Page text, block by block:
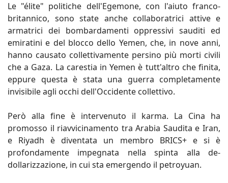
Le "élite" politiche dell'Egemone, con l'aiuto franco-
britannico, sono state anche collaboratrici attive e
armatrici dei bombardamenti oppressivi sauditi ed
emiratini e del blocco dello Yemen, che, in nove anni,
hanno causato collettivamente persino più morti civili
che a Gaza. La carestia in Yemen è tutt'altro che finita,
eppure questa è stata una guerra completamente
invisibile agli occhi dell'Occidente collettivo.
Però alla fine è intervenuto il karma. La Cina ha
promosso il riavvicinamento tra Arabia Saudita e Iran,
e Riyadh è diventata un membro BRICS+ e si è
profondamente impegnata nella spinta alla de-
dollarizzazione, in cui sta emergendo il petroyuan.